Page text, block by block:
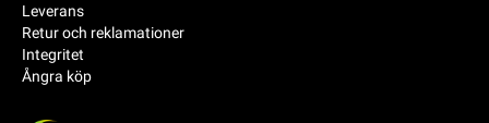
Leverans
Retur och reklamationer
Integritet
Ångra köp